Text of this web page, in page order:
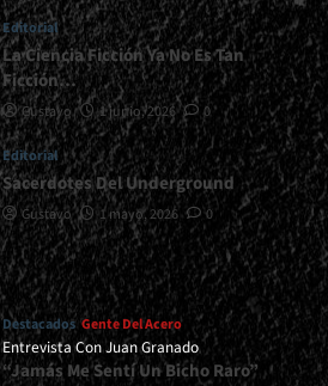
Editorial
La Ciencia Ficción Ya No Es Tan
Ficción…
Gustavo 1 junio, 2026 0
Editorial
Sacerdotes Del Underground
Gustavo 1 mayo, 2026 0
Destacados Gente Del Acero
Entrevista Con Juan Granado
“Jamás Me Sentí Un Bicho Raro”